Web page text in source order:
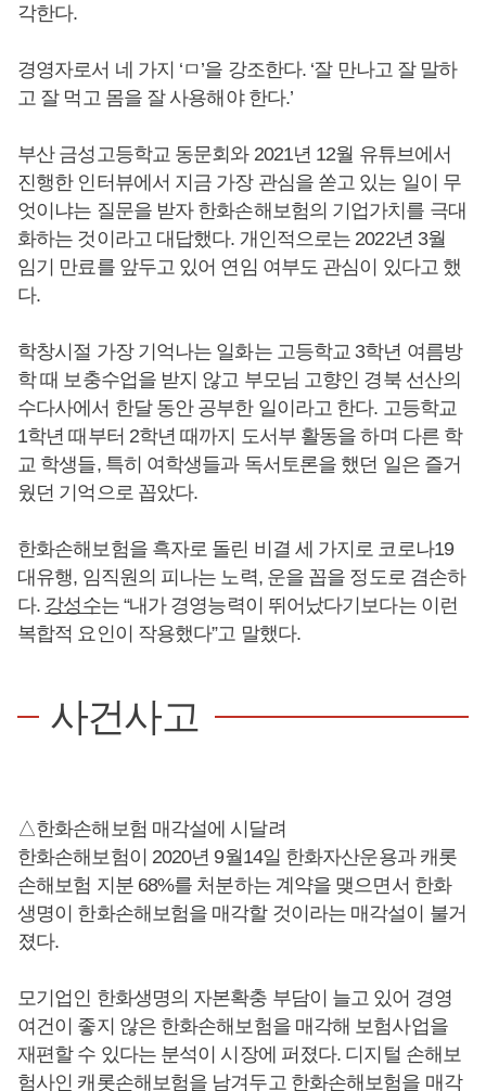
각한다.
경영자로서 네 가지 ‘ㅁ’을 강조한다. ‘잘 만나고 잘 말하
고 잘 먹고 몸을 잘 사용해야 한다.’
부산 금성고등학교 동문회와 2021년 12월 유튜브에서
진행한 인터뷰에서 지금 가장 관심을 쏟고 있는 일이 무
엇이냐는 질문을 받자 한화손해보험의 기업가치를 극대
화하는 것이라고 대답했다. 개인적으로는 2022년 3월
임기 만료를 앞두고 있어 연임 여부도 관심이 있다고 했
다.
학창시절 가장 기억나는 일화는 고등학교 3학년 여름방
학 때 보충수업을 받지 않고 부모님 고향인 경북 선산의
수다사에서 한달 동안 공부한 일이라고 한다. 고등학교
1학년 때부터 2학년 때까지 도서부 활동을 하며 다른 학
교 학생들, 특히 여학생들과 독서토론을 했던 일은 즐거
웠던 기억으로 꼽았다.
한화손해보험을 흑자로 돌린 비결 세 가지로 코로나19
대유행, 임직원의 피나는 노력, 운을 꼽을 정도로 겸손하
다. 강성수는 “내가 경영능력이 뛰어났다기보다는 이런
복합적 요인이 작용했다”고 말했다.
사건사고
△한화손해보험 매각설에 시달려
한화손해보험이 2020년 9월14일 한화자산운용과 캐롯
손해보험 지분 68%를 처분하는 계약을 맺으면서 한화
생명이 한화손해보험을 매각할 것이라는 매각설이 불거
졌다.
모기업인 한화생명의 자본확충 부담이 늘고 있어 경영
여건이 좋지 않은 한화손해보험을 매각해 보험사업을
재편할 수 있다는 분석이 시장에 퍼졌다. 디지털 손해보
험사인 캐롯손해보험을 남겨두고 한화손해보험을 매각